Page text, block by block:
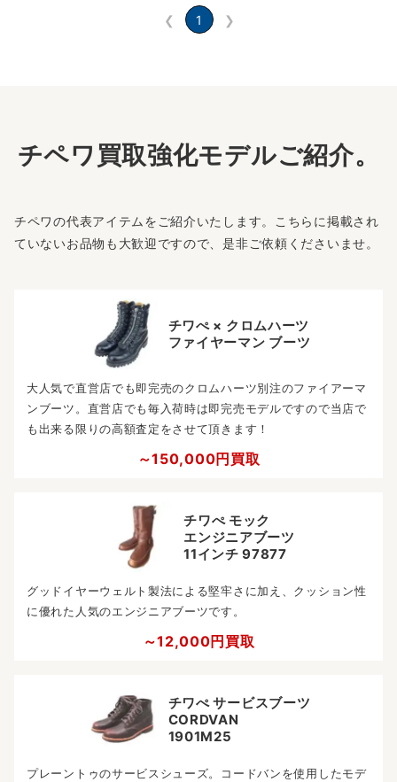
❮ 1 ❯
チペワ買取強化モデルご紹介。
チペワの代表アイテムをご紹介いたします。こちらに掲載され
ていないお品物も大歓迎ですので、是非ご依頼くださいませ。
チワぺ × クロムハーツ
ファイヤーマン ブーツ
大人気で直営店でも即完売のクロムハーツ別注のファイアーマ
ンブーツ。直営店でも毎入荷時は即完売モデルですので当店で
も出来る限りの高額査定をさせて頂きます！
～150,000円買取
チワぺ モック
エンジニアブーツ
11インチ 97877
グッドイヤーウェルト製法による堅牢さに加え、クッション性
に優れた人気のエンジニアブーツです。
～12,000円買取
チワぺ サービスブーツ
CORDVAN
1901M25
プレーントゥのサービスシューズ。コードバンを使用したモデ